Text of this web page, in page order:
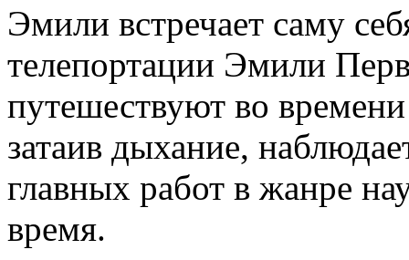
Эмили встречает саму
телепортации Эмили
путешествуют во
затаив дыхание,
главных работ в жанре
время.